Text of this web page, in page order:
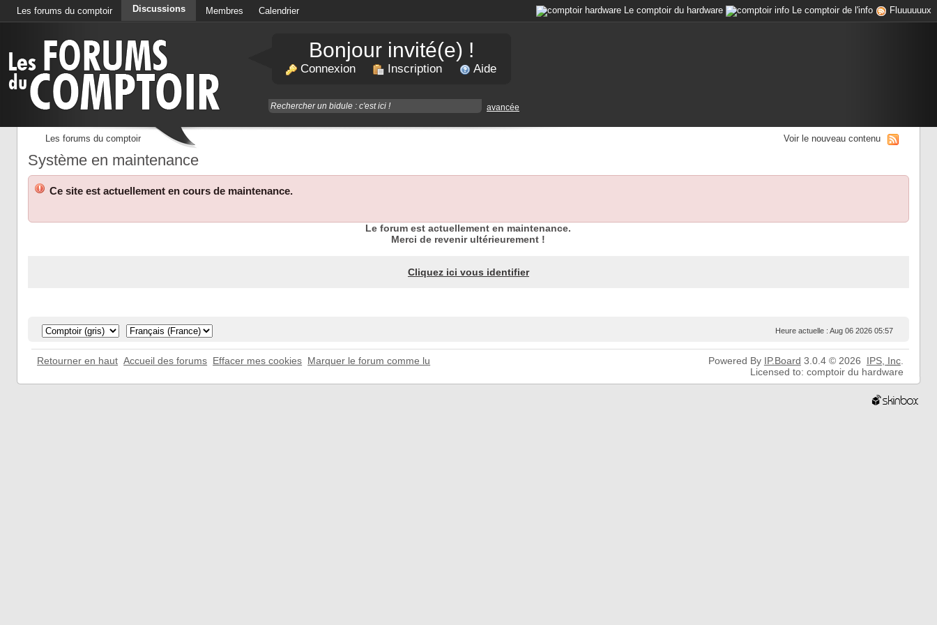
Les forums du comptoir Discussions Membres Calendrier Le comptoir du hardware Le comptoir de l'info Fluuuuuux
Bonjour invité(e) !
Connexion Inscription Aide
avancée
Les forums du comptoir Voir le nouveau contenu
Système en maintenance
Ce site est actuellement en cours de maintenance.
Le forum est actuellement en maintenance.
Merci de revenir ultérieurement !
Cliquez ici vous identifier
Heure actuelle : Aug 06 2026 05:57
Retourner en haut Accueil des forums Effacer mes cookies Marquer le forum comme lu Powered By IP.Board 3.0.4 © 2026 IPS, Inc.
Licensed to: comptoir du hardware